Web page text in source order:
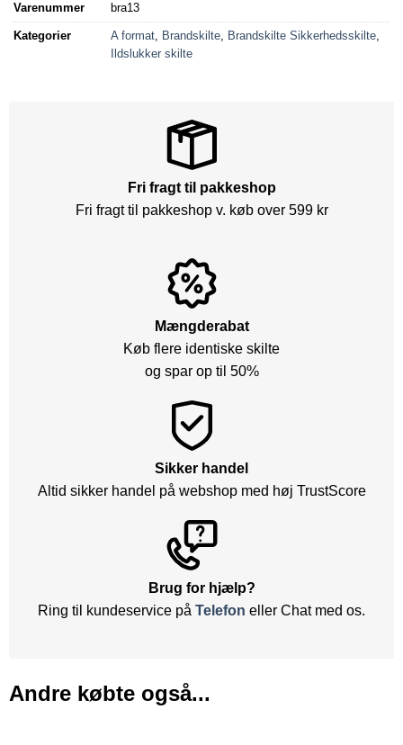
Varenummer bra13
Kategorier A format, Brandskilte, Brandskilte Sikkerhedsskilte,
Ildslukker skilte
Fri fragt til pakkeshop
Fri fragt til pakkeshop v. køb over 599 kr
Mængderabat
Køb flere identiske skilte
og spar op til 50%
Sikker handel
Altid sikker handel på webshop med høj TrustScore
Brug for hjælp?
Ring til kundeservice på Telefon eller Chat med os.
Andre købte også...